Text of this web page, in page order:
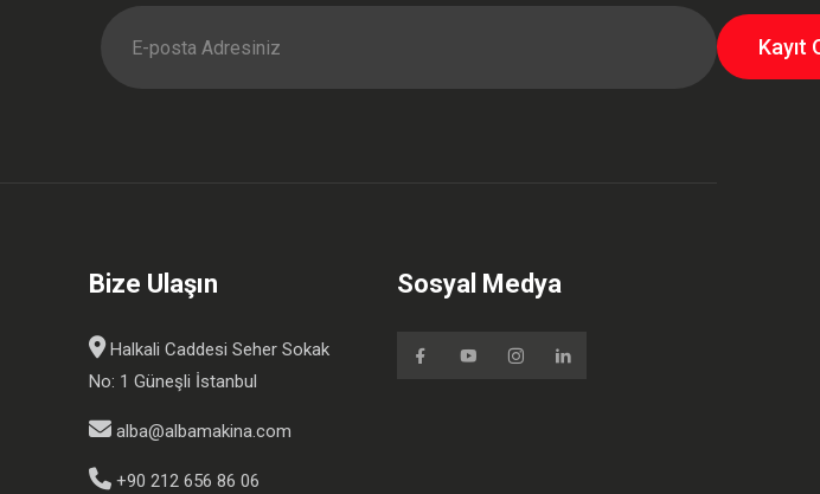
Kayıt
Bize Ulaşın
Halkali Caddesi Seher Sokak
No: 1 Güneşli İstanbul
alba@albamakina.com
+90 212 656 86 06
Sosyal Medya